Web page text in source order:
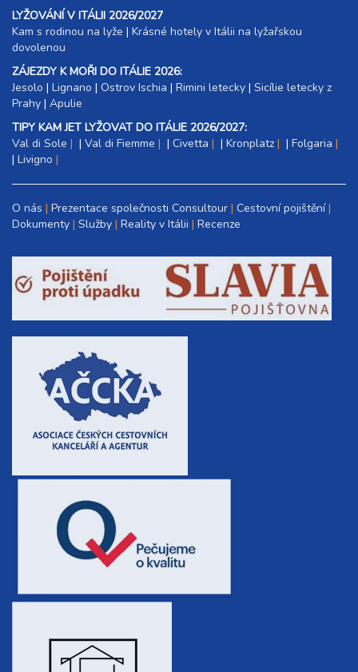
LYŽOVÁNÍ V ITÁLII 2026/2027
Kam s rodinou na lyže |​ Krásné hotely v Itálii na lyžařskou
dovolenou
ZÁJEZDY K MOŘI DO ITÁLIE 2026:
Jesolo | Lignano | Ostrov Ischia | Rimini letecky | Sicílie letecky z
Prahy | Apulie
TIPY KAM JET LYŽOVAT DO ITÁLIE 2026/2027:
Val di Sole
| Val di Fiemme | Civetta | Kronplatz | Folgaria
| Livigno
O nás Prezentace společnosti Consultour Cestovní pojištění
Dokumenty Služby Reality v Itálii Recenze